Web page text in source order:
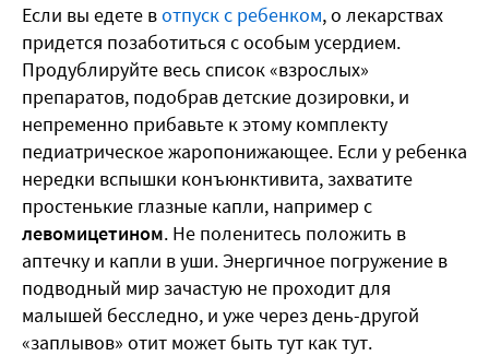
Если вы едете вотпуск с ребенком, о лекарствах
придется позаботиться с особым усердием.
Продублируйте весь список «взрослых»
препаратов, подобрав детские дозировки, и
непременно прибавьте к этому комплекту
педиатрическое жаропонижающее. Если у ребенка
нередки вспышки конъюнктивита, захватите
простенькие глазные капли, например с
левомицетином. Не поленитесь положить в
аптечку и капли в уши. Энергичное погружение в
подводный мир зачастую не проходит для
малышей бесследно, и уже через день-другой
«заплывов» отит может быть тут как тут.